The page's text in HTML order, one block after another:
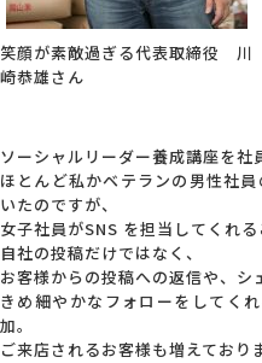
笑顔が素敵過ぎる代表取締役 川
崎恭雄さん
ソーシャルリーダー養成講座を社
ほとんど私かベテランの男性社
いたのですが、
女子社員がSNS を担当してくれる
自社の投稿だけではなく、
お客様からの投稿への返信や、シ
きめ細やかなフォローをしてく
加。
ご来店されるお客様も増えており